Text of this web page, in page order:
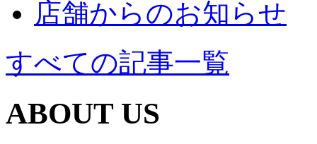
店舗からのお知らせ
すべての記事一覧
ABOUT US